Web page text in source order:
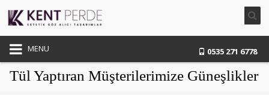
0535 271 6778
MENU
Müşterilerimize Güneşlikler